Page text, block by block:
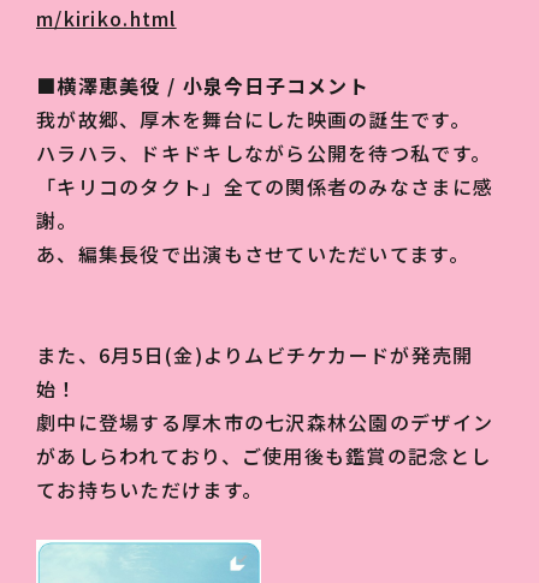
m/kiriko.html
■横澤恵美役 / ⼩泉今⽇⼦コメント
我が故郷、厚木を舞台にした映画の誕生です。
ハラハラ、ドキドキしながら公開を待つ私です。
「キリコのタクト」全ての関係者のみなさまに感
謝。
あ、編集長役で出演もさせていただいてます。
また、6⽉5⽇(⾦)よりムビチケカードが発売開
始！
劇中に登場する厚⽊市の七沢森林公園のデザイン
があしらわれており、ご使⽤後も鑑賞の記念とし
てお持ちいただけます。